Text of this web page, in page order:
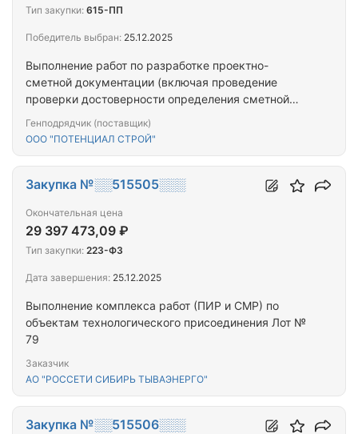
Выполнение работ по разработке проектно-
сметной документации (включая проведение
проверки достоверности определения сметной
ремонту (замене) лифтового оборудования,
многоквартирном доме, расположенном по
адресу: Республика Тыва, г. Кызыл, ул. Ангарский
Генподрядчик (поставщик)
ООО "ПОТЕНЦИАЛ СТРОЙ"
Тип закупки: 615-ПП
Победитель выбран: 25.12.2025
Выполнение комплекса работ (ПИР и СМР) по
объектам технологического присоединения Лот №
79
Заказчик
АО "РОССЕТИ СИБИРЬ ТЫВАЭНЕРГО"
Закупка №░░515505░░░
Окончательная цена
29 397 473,09 ₽
Тип закупки: 223-ФЗ
Дата завершения: 25.12.2025
Закупка №░░515506░░░